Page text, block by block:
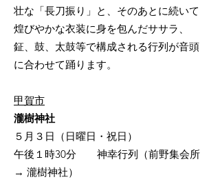
壮な「長刀振り」と、そのあとに続いて
煌びやかな衣装に身を包んだササラ、
鉦、鼓、太鼓等で構成される行列が音頭
に合わせて踊ります。
甲賀市
瀧樹神社
５月３日（日曜日・祝日）
午後１時30分 神幸行列（前野集会所
→ 瀧樹神社）